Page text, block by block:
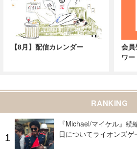
【8月】配信カレンダー
会員
ワ
RANKING
『Michael/マイケル』続
日についてライオンズゲ